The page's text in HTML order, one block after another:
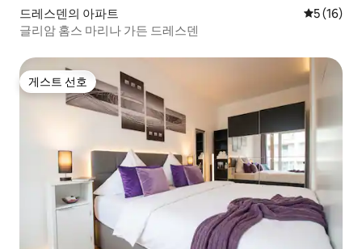
드레스덴의 아파트 평점 5점
5 (16)
글리암 홈스 마리나 가든 드레스덴
게스트 선호
게스트 선호